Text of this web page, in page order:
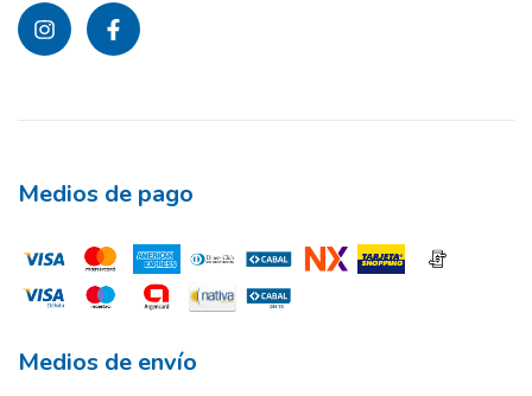
Medios de pago
Medios de envío